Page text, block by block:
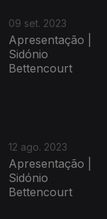
09 set. 2023
Apresentação |
Sidónio
Bettencourt
12 ago. 2023
Apresentação |
Sidónio
Bettencourt